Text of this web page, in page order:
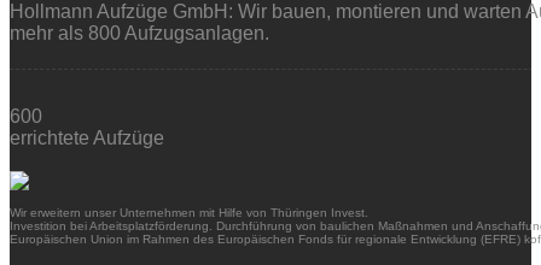
Hollmann Aufzüge GmbH: Wir bauen, montieren und warten
mehr als 800 Aufzugsanlagen.
600
errichtete Aufzüge
Wir erweitern unser Unternehmen mit Hilfe von Thüringen Invest.
Investition bei Arbeitsplatzförderung. Durchführung von baulichen Maßnahmen und
Europäischen Union im Rahmen des Europäischen Fonds für regionale Entwicklung (EFRE)